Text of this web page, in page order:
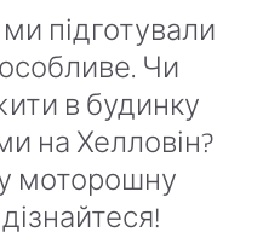
підготували
Чи
в будинку
на Хелловін?
моторошну